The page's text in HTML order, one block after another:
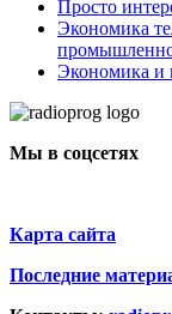
Просто
Экономика
Экономика и
Мы в соцсетях
Карта сайта
Последние